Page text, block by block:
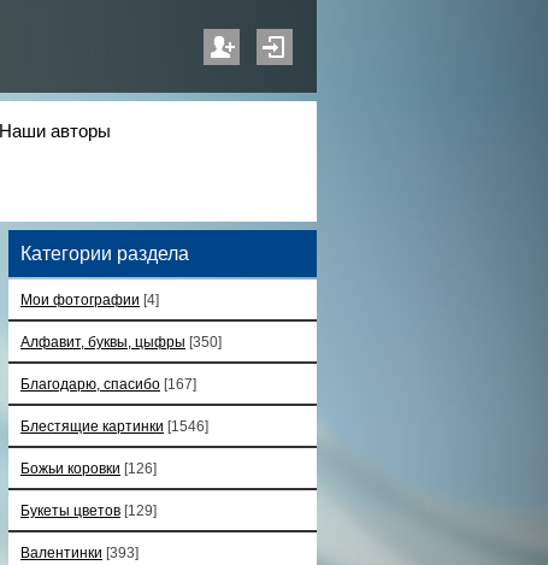
Наши авторы
Категории раздела
Мои фотографии [4]
Алфавит, буквы, цыфры [350]
Благодарю, спасибо [167]
Блестящие картинки [1546]
Божьи коровки [126]
Букеты цветов [129]
Валентинки [393]